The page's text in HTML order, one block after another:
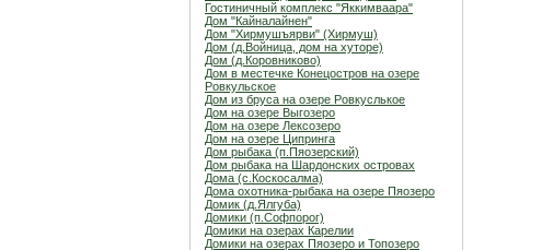
Гостиничный комплекс "Яккимваара"
Дом "Кайналайнен"
Дом "Хирмушъярви" (Хирмуш)
Дом (д.Войница, дом на хуторе)
Дом (д.Коровниково)
Дом в местечке Конецостров на озере
Ровкульское
Дом из бруса на озере Ровкуслькое
Дом на озере Выгозеро
Дом на озере Лексозеро
Дом на озере Ципринга
Дом рыбака (п.Пяозерский)
Дом рыбака на Шардонских островах
Дома (с.Коскосалма)
Дома охотника-рыбака на озере Пяозеро
Домик (д.Ялгуба)
Домики (п.Софпорог)
Домики на озерах Карелии
Домики на озерах Пяозеро и Топозеро